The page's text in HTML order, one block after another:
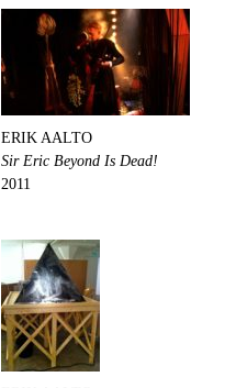
ERIK AALTO
Sir Eric Beyond Is Dead!
2011